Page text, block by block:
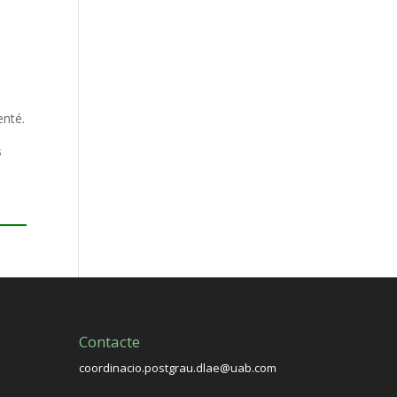
Contacte
coordinacio.postgrau.dlae@uab.com